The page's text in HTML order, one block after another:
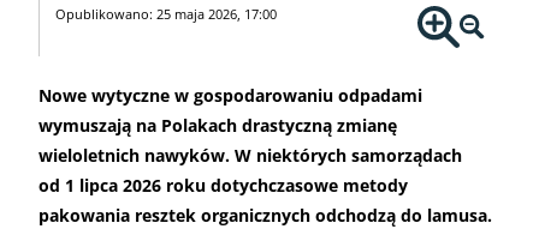
Opublikowano: 25 maja 2026, 17:00
Nowe wytyczne w gospodarowaniu odpadami
wymuszają na Polakach drastyczną zmianę
wieloletnich nawyków. W niektórych samorządach
od 1 lipca 2026 roku dotychczasowe metody
pakowania resztek organicznych odchodzą do lamusa.